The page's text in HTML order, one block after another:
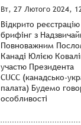
Вт, 27 Лютого 2024,
Відкрито
брифінг з
Повноважним
Канаді Юлією
участю Президента
CUCC (канадсько-
палата) Будемо
особливості